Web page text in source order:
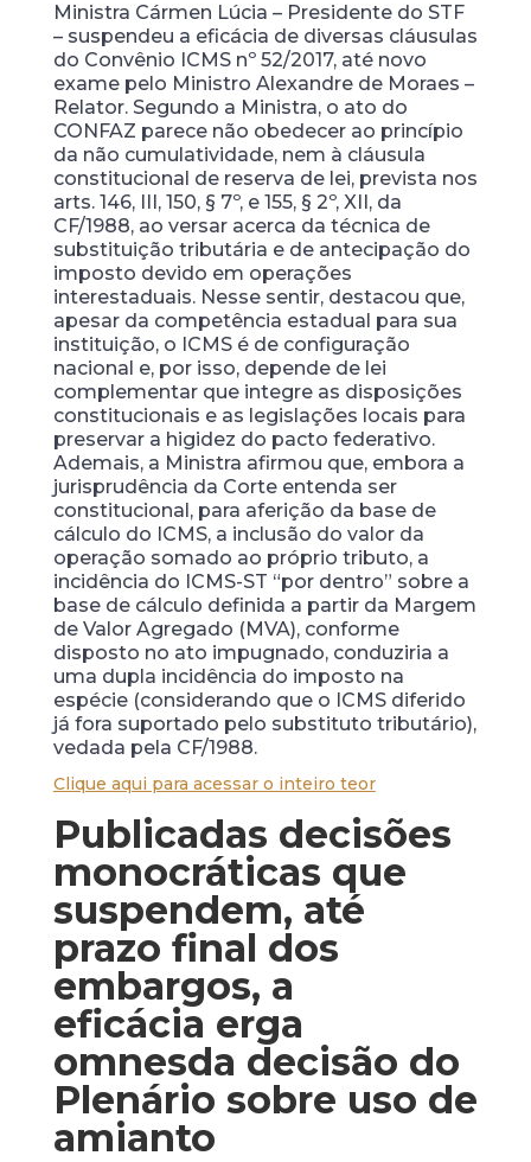
Ministra Cármen Lúcia – Presidente do STF
– suspendeu a eficácia de diversas cláusulas
do Convênio ICMS nº 52/2017, até novo
exame pelo Ministro Alexandre de Moraes –
Relator. Segundo a Ministra, o ato do
CONFAZ parece não obedecer ao princípio
da não cumulatividade, nem à cláusula
constitucional de reserva de lei, prevista nos
arts. 146, III, 150, § 7º, e 155, § 2º, XII, da
CF/1988, ao versar acerca da técnica de
substituição tributária e de antecipação do
imposto devido em operações
interestaduais. Nesse sentir, destacou que,
apesar da competência estadual para sua
instituição, o ICMS é de configuração
nacional e, por isso, depende de lei
complementar que integre as disposições
constitucionais e as legislações locais para
preservar a higidez do pacto federativo.
Ademais, a Ministra afirmou que, embora a
jurisprudência da Corte entenda ser
constitucional, para aferição da base de
cálculo do ICMS, a inclusão do valor da
operação somado ao próprio tributo, a
incidência do ICMS-ST “por dentro” sobre a
base de cálculo definida a partir da Margem
de Valor Agregado (MVA), conforme
disposto no ato impugnado, conduziria a
uma dupla incidência do imposto na
espécie (considerando que o ICMS diferido
já fora suportado pelo substituto tributário),
vedada pela CF/1988.
Clique aqui para acessar o inteiro teor
Publicadas decisões
monocráticas que
suspendem, até
prazo final dos
embargos, a
eficácia erga
omnesda decisão do
Plenário sobre uso de
amianto